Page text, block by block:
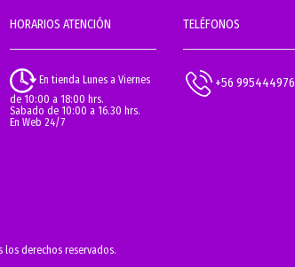
HORARIOS ATENCIÓN
En tienda Lunes a Viernes
de 10:00 a 18:00 hrs.
Sabado de 10:00 a 16.30 hrs.
En Web 24/7
TELÉFONOS
+56 995444976
los derechos reservados.